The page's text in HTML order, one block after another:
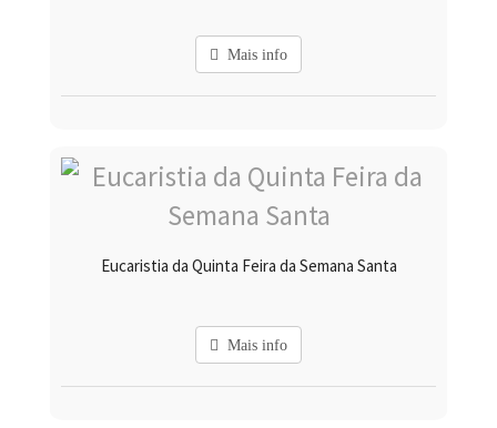
Mais info
Eucaristia da Quinta Feira da Semana Santa
Mais info